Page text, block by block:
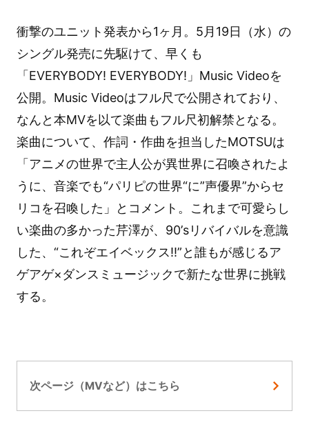
衝撃のユニット発表から1ヶ月。5月19日（水）の
シングル発売に先駆けて、早くも
「EVERYBODY! EVERYBODY!」Music Videoを
公開。Music Videoはフル尺で公開されており、
なんと本MVを以て楽曲もフル尺初解禁となる。
楽曲について、作詞・作曲を担当したMOTSUは
「アニメの世界で主人公が異世界に召喚されたよ
うに、音楽でも“パリピの世界“に”声優界”からセ
リコを召喚した」とコメント。これまで可愛らし
い楽曲の多かった芹澤が、90’sリバイバルを意識
した、“これぞエイベックス!!”と誰もが感じるア
ゲアゲ×ダンスミュージックで新たな世界に挑戦
する。
次ページ（MVなど）はこちら